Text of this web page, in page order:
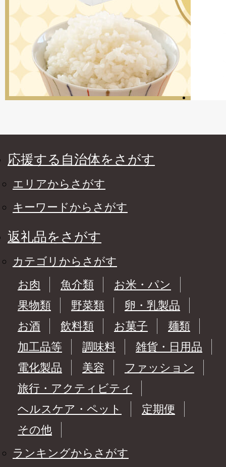
応援する自治体をさがす
エリアからさがす
キーワードからさがす
返礼品をさがす
カテゴリからさがす
お肉
魚介類
お米・パン
果物類
野菜類
卵・乳製品
お酒
飲料類 お菓子
麺類
加工品等
調味料
雑貨・日用品
電化製品
美容
ファッション
旅行・アクティビティ
ヘルスケア・ペット
定期便
その他
ランキングからさがす